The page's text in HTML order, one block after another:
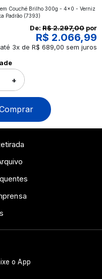
FuturaIM? Então,
para você!
Couché Brilho 300g - 4x0 - Verniz
Padrão (7393)
De: R$ 2.297,00 por
R$ 2.066,99
até 3x de R$ 689,00 sem juros
+
o App